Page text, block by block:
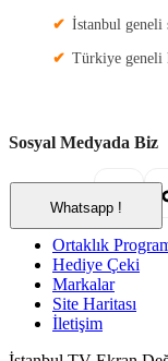
Whatsapp !
İstanbul geneli
Türkiye geneli
Sosyal Medyada Biz
Ortaklık
Hediye Çeki
Markalar
Site Haritası
İletişim